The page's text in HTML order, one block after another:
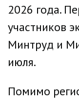
2026 года.
участников
Минтруд и
июля.
Помимо